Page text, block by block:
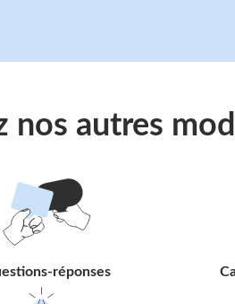
nos autres
Suivre
le
lien
réponses
Suivre